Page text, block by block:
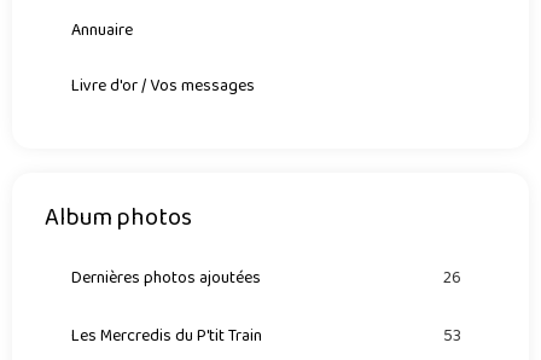
Annuaire
Livre d'or / Vos messages
Album photos
Dernières photos ajoutées 26
Les Mercredis du P'tit Train 53